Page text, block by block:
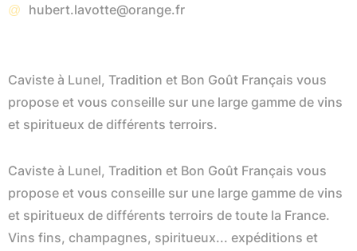
hubert.lavotte@orange.fr
Caviste à Lunel, Tradition et Bon Goût Français vous
propose et vous conseille sur une large gamme de vins
et spiritueux de différents terroirs.
Caviste à Lunel, Tradition et Bon Goût Français vous
propose et vous conseille sur une large gamme de vins
et spiritueux de différents terroirs de toute la France.
Vins fins, champagnes, spiritueux... expéditions et